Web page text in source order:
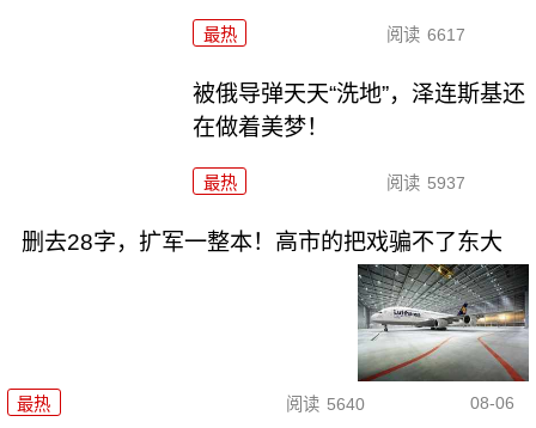
最热 阅读 6617
被俄导弹天天“洗地”，泽连斯基还
在做着美梦！
最热 阅读 5937
删去28字，扩军一整本！高市的把戏骗不了东大
最热 阅读 5640 08-06